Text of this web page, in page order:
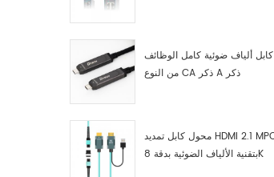
كابل ألياف ضوئية كامل الوظائف
من النوع CA ذكر A ذكر
محول كابل تمديد HDMI 2.1 MPO
بتقنية الألياف الضوئية بدقة 8K